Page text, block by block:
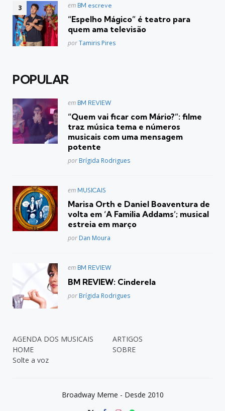
Postado
em BM escreve
“Espelho Mágico” é teatro para
quem ama televisão
Posted
porTamiris Pires
POPULAR
Postado
em BM REVIEW
“Quem vai ficar com Mário?”: filme
traz música tema e números
musicais com uma mensagem
potente
Posted
por Brígida Rodrigues
Postado
em MUSICAIS
Marisa Orth e Daniel Boaventura de
volta em ‘A Familia Addams’; musical
estreia em março
Posted
por Dan Moura
Postado
em BM REVIEW
BM REVIEW: Cinderela
Posted
por Brígida Rodrigues
AGENDA DOS MUSICAIS
ARTIGOS
HOME
SOBRE
Solte a voz
Broadway Meme - Desde 2010